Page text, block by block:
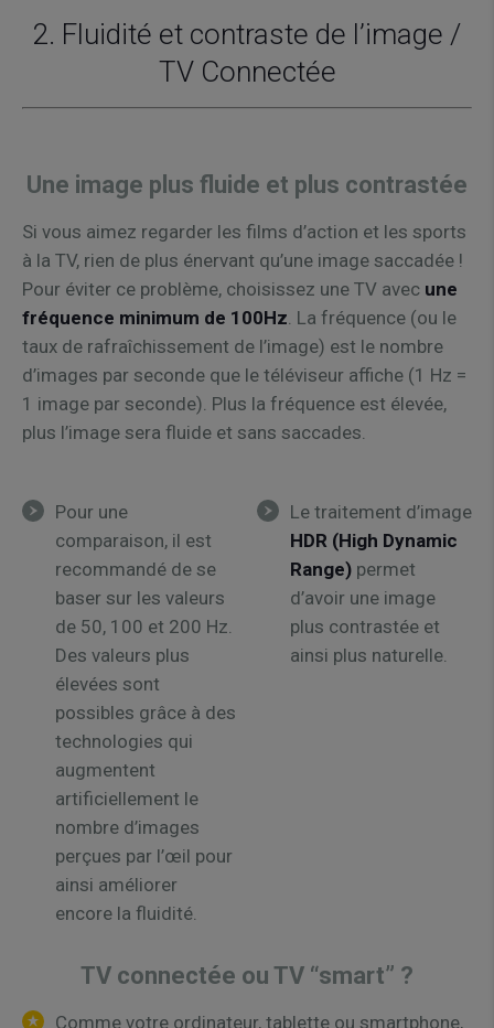
2. Fluidité et contraste de l’image /
TV Connectée
Une image plus fluide et plus contrastée
Si vous aimez regarder les films d’action et les sports
à la TV, rien de plus énervant qu’une image saccadée !
Pour éviter ce problème, choisissez une TV avec une
fréquence minimum de 100Hz . La fréquence (ou le
taux de rafraîchissement de l’image) est le nombre
d’images par seconde que le téléviseur affiche (1 Hz =
1 image par seconde). Plus la fréquence est élevée,
plus l’image sera fluide et sans saccades.
Pour une
comparaison, il est
recommandé de se
baser sur les valeurs
de 50, 100 et 200 Hz.
Des valeurs plus
élevées sont
possibles grâce à des
technologies qui
augmentent
artificiellement le
nombre d’images
perçues par l’œil pour
ainsi améliorer
encore la fluidité.
Le traitement d’image
HDR (High Dynamic
Range)permet
d’avoir une image
plus contrastée et
ainsi plus naturelle.
TV connectée ou TV “smart” ?
Comme votre ordinateur, tablette ou smartphone,